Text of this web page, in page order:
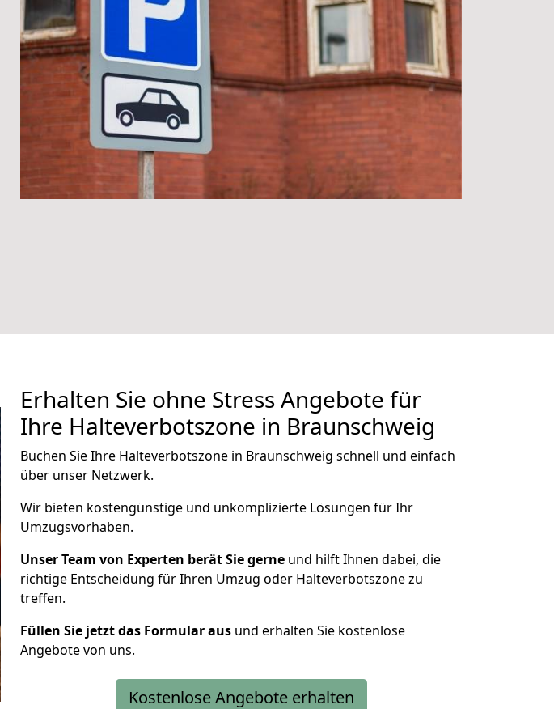
Erhalten Sie ohne Stress Angebote für
Ihre Halteverbotszone in Braunschweig
Buchen Sie Ihre Halteverbotszone in Braunschweig schnell und einfach
über unser Netzwerk.
Wir bieten kostengünstige und unkomplizierte Lösungen für Ihr
Umzugsvorhaben.
Unser Team von Experten berät Sie gerne und hilft Ihnen dabei, die
richtige Entscheidung für Ihren Umzug oder Halteverbotszone zu
treffen.
Füllen Sie jetzt das Formular aus und erhalten Sie kostenlose
Angebote von uns.
Kostenlose Angebote erhalten